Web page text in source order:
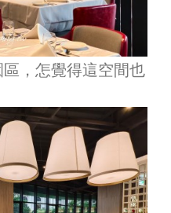
，怎覺得這空間也